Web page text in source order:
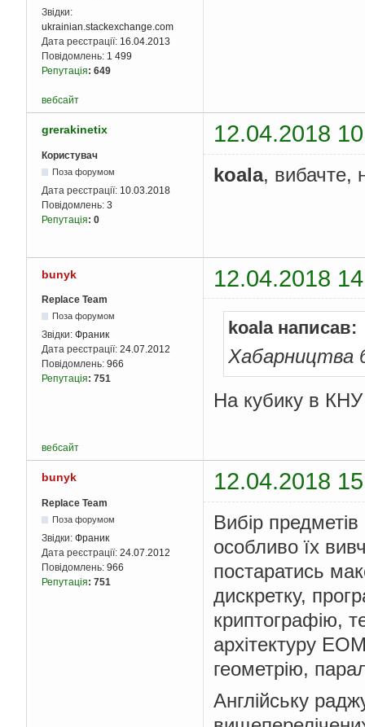
Звідки:
ukrainian.stackexchange.com
Дата реєстрації: 16.04.2013
Повідомлень: 1 499
Репутація: 649
вебсайт
grerakinetix 12.04.2018
Користувач
Поза форумом
Дата реєстрації: 10.03.2018
Повідомлень: 3
Репутація: 0
koala, вибачте,
bunyk 12.04.2018
Replace Team
Поза форумом
Звідки: Франик
Дата реєстрації: 24.07.2012
Повідомлень: 966
Репутація: 751
koala написав:
Хабарництва
На кубику в
вебсайт
bunyk 12.04.2018
Replace Team
Поза форумом
Звідки: Франик
Дата реєстрації: 24.07.2012
Повідомлень: 966
Репутація: 751
Вибір
особливо їх
постаратись
дискретку,
криптографію,
архітектуру
геометрію,
Англійську